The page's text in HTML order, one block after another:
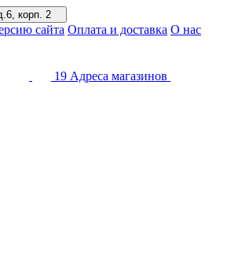
корп. 2
сайта Оплата и доставка О нас
19 Адреса магазинов